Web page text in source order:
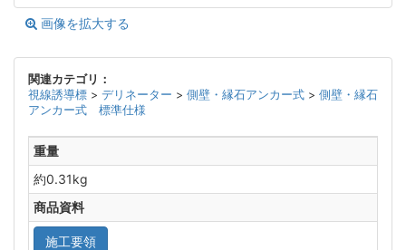
画像を拡大する
関連カテゴリ：
視線誘導標 > デリネーター > 側壁・縁石アンカー式 > 側壁・縁石
アンカー式 標準仕様
重量
約0.31kg
商品資料
施工要領